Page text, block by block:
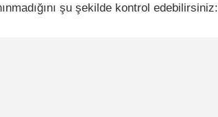
şu şekilde kontrol edebilirsiniz: